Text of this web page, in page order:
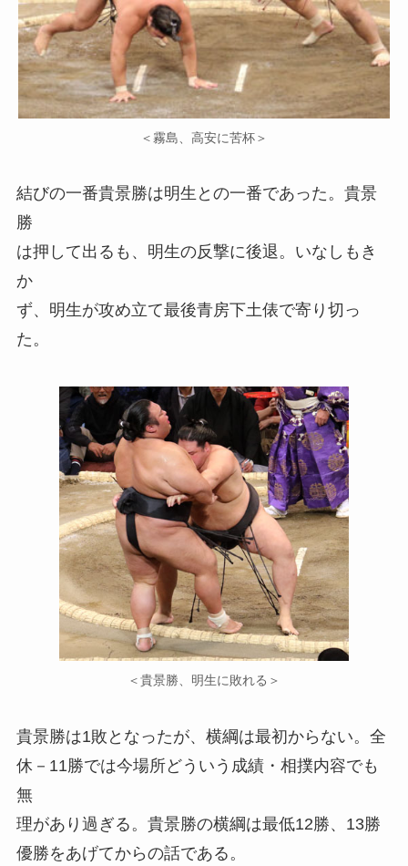
＜霧島、高安に苦杯＞
結びの一番貴景勝は明生との一番であった。貴景
勝
は押して出るも、明生の反撃に後退。いなしもき
か
ず、明生が攻め立て最後青房下土俵で寄り切っ
た。
＜貴景勝、明生に敗れる＞
貴景勝は1敗となったが、横綱は最初からない。全
休－11勝では今場所どういう成績・相撲内容でも
無
理があり過ぎる。貴景勝の横綱は最低12勝、13勝
優勝をあげてからの話である。